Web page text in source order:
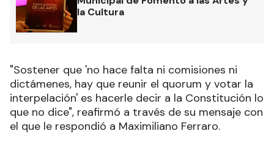
la Cultura
"Sostener que 'no hace falta ni comisiones ni
dictámenes, hay que reunir el quorum y votar la
interpelación' es hacerle decir a la Constitución lo
que no dice", reafirmó a través de su mensaje con
el que le respondió a Maximiliano Ferraro.